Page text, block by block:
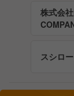
株式会
スシロ